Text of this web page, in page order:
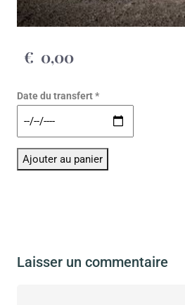
€ 0,00
Date du transfert *
Ajouter au panier
Laisser un commentaire